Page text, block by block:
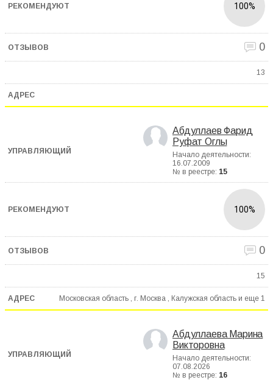
100%
0
13
Абдуллаев Фарид
Руфат Оглы
Начало деятельности:
16.07.2009
№ в реестре: 15
100%
0
15
Московская область , г. Москва , Калужская область и еще 1
Абдуллаева Марина
Викторовна
Начало деятельности:
07.08.2026
№ в реестре: 16